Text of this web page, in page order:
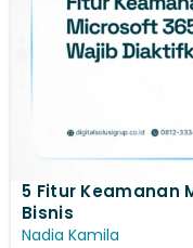
5 Fitur Keamanan
Bisnis
Nadia Kamila